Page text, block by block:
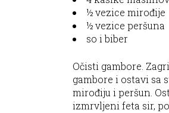
½ vezice mirođije
½ vezice peršuna
so i biber
Očisti gambore.
gambore i ostavi sa
mirođiju i peršun.
izmrvljeni feta sir,